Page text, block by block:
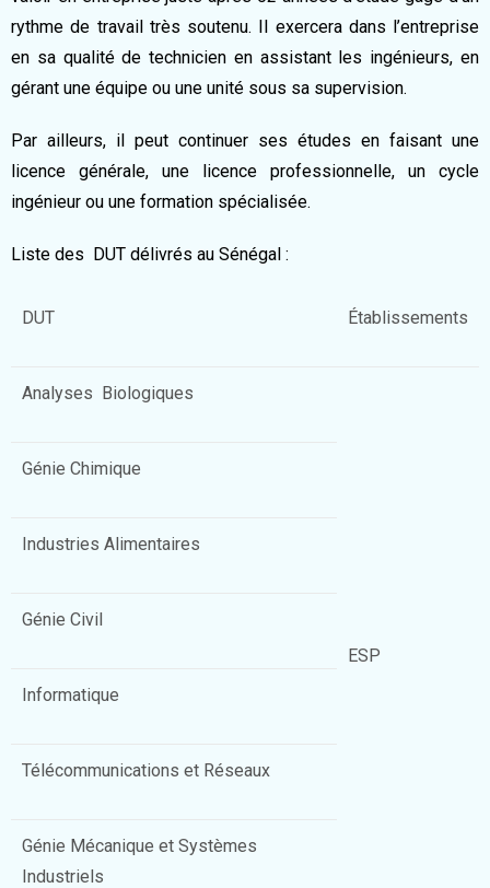
rythme de travail très soutenu. Il exercera dans l’entreprise
en sa qualité de technicien en assistant les ingénieurs, en
gérant une équipe ou une unité sous sa supervision.
Par ailleurs, il peut continuer ses études en faisant une
licence générale, une licence professionnelle, un cycle
ingénieur ou une formation spécialisée.
Liste des DUT délivrés au Sénégal :
DUT Établissements
Analyses Biologiques
ESP
Génie Chimique
Industries Alimentaires
Génie Civil
Informatique
Télécommunications et Réseaux
Génie Mécanique et Systèmes
Industriels